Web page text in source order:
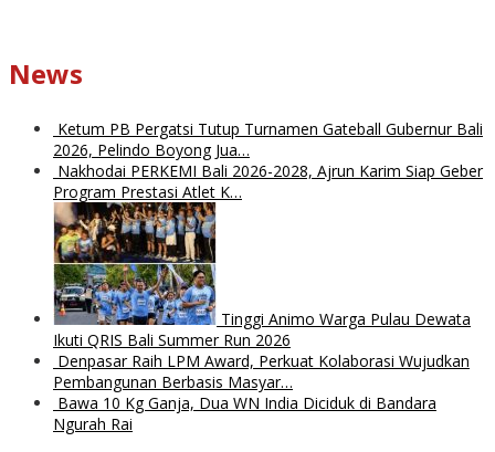
News
Ketum PB Pergatsi Tutup Turnamen Gateball Gubernur Bali
2026, Pelindo Boyong Jua…
Nakhodai PERKEMI Bali 2026-2028, Ajrun Karim Siap Geber
Program Prestasi Atlet K…
Tinggi Animo Warga Pulau Dewata
Ikuti QRIS Bali Summer Run 2026
Denpasar Raih LPM Award, Perkuat Kolaborasi Wujudkan
Pembangunan Berbasis Masyar…
Bawa 10 Kg Ganja, Dua WN India Diciduk di Bandara
Ngurah Rai